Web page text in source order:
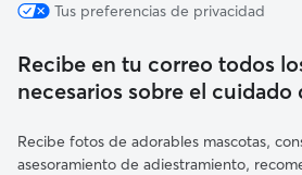
Tus preferencias de privacidad
Recibe en tu correo todos
necesarios sobre el cuidado
Recibe fotos de adorables mascotas,
asesoramiento de adiestramiento,